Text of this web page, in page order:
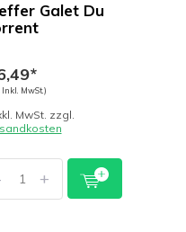
Galet Du
Inkl. MwSt.)
MwSt. zzgl.
+